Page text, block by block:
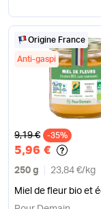
Origine France
Anti-gaspi
Ancien prix
9,19 € -35%
5,96 €
250 g 23,84 €/ kg
Miel de fleur bio et